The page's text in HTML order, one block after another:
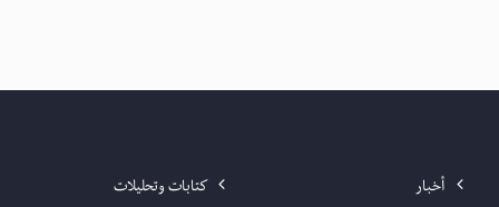
أخبار كتابات وتحليلات